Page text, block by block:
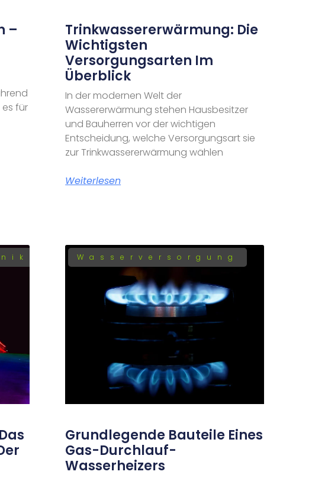
–
für
Trinkwassererwärmung: Die
Wichtigsten
Versorgungsarten Im
Überblick
In der modernen Welt der
Wassererwärmung stehen Hausbesitzer
und Bauherren vor der wichtigen
Entscheidung, welche Versorgungsart sie
zur Trinkwassererwärmung wählen
Weiterlesen
Wasserversorgung
Grundlegende Bauteile Eines
Gas-Durchlauf-
Wasserheizers